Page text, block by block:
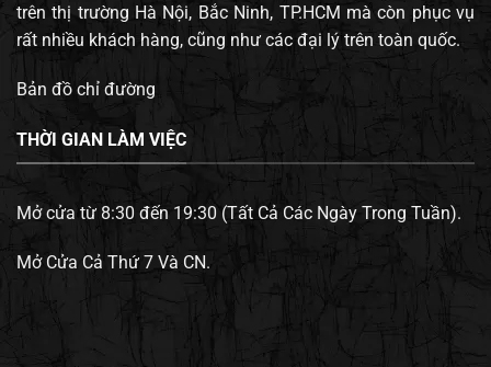
trên thị trường Hà Nội, Bắc Ninh, TP.HCM mà còn phục vụ
rất nhiều khách hàng, cũng như các đại lý trên toàn quốc.
Bản đồ chỉ đường
THỜI GIAN LÀM VIỆC
Mở cửa từ 8:30 đến 19:30 (Tất Cả Các Ngày Trong Tuần).
Mở Cửa Cả Thứ 7 Và CN.